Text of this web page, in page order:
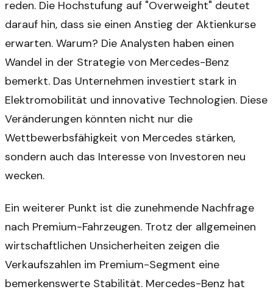
reden. Die Hochstufung auf "Overweight" deutet
darauf hin, dass sie einen Anstieg der Aktienkurse
erwarten. Warum? Die Analysten haben einen
Wandel in der Strategie von Mercedes-Benz
bemerkt. Das Unternehmen investiert stark in
Elektromobilität und innovative Technologien. Diese
Veränderungen könnten nicht nur die
Wettbewerbsfähigkeit von Mercedes stärken,
sondern auch das Interesse von Investoren neu
wecken.
Ein weiterer Punkt ist die zunehmende Nachfrage
nach Premium-Fahrzeugen. Trotz der allgemeinen
wirtschaftlichen Unsicherheiten zeigen die
Verkaufszahlen im Premium-Segment eine
bemerkenswerte Stabilität. Mercedes-Benz hat